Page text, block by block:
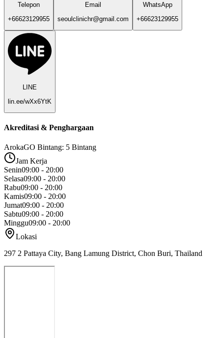
Telepon
+66623129955
Email
seoulclinichr@gmail.com
WhatsApp
+66623129955
LINE
lin.ee/wXx6YtK
Akreditasi & Penghargaan
ArokaGO Bintang: 5 Bintang
Jam Kerja
Senin09:00 - 20:00
Selasa09:00 - 20:00
Rabu09:00 - 20:00
Kamis09:00 - 20:00
Jumat09:00 - 20:00
Sabtu09:00 - 20:00
Minggu09:00 - 20:00
Lokasi
297 2 Pattaya City, Bang Lamung District, Chon Buri, Thailand